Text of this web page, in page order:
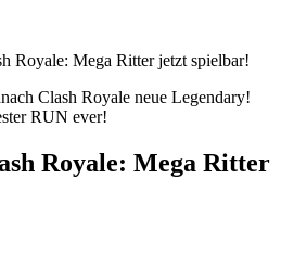
Royale: Mega Ritter jetzt spielbar!
Clash Royale neue Legendary!
RUN ever!
Royale: Mega Ritter